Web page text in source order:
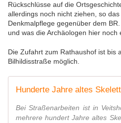
Rückschlüsse auf die
allerdings noch nicht ziehen, so
Denkmalpflege gegenüber dem
und was die Archäologen hier noch
Die Zufahrt zum Rathaushof ist bis
Bilhildisstraße möglich.
Bei Straßenarbeiten ist in
mehrere hundert Jahre altes